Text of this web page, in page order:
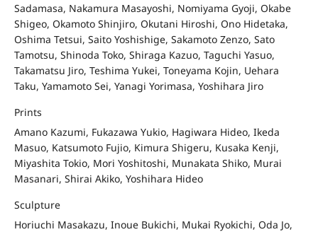
Sadamasa, Nakamura Masayoshi, Nomiyama Gyoji, Okabe
Shigeo, Okamoto Shinjiro, Okutani Hiroshi, Ono Hidetaka,
Oshima Tetsui, Saito Yoshishige, Sakamoto Zenzo, Sato
Tamotsu, Shinoda Toko, Shiraga Kazuo, Taguchi Yasuo,
Takamatsu Jiro, Teshima Yukei, Toneyama Kojin, Uehara
Taku, Yamamoto Sei, Yanagi Yorimasa, Yoshihara Jiro
Prints
Amano Kazumi, Fukazawa Yukio, Hagiwara Hideo, Ikeda
Masuo, Katsumoto Fujio, Kimura Shigeru, Kusaka Kenji,
Miyashita Tokio, Mori Yoshitoshi, Munakata Shiko, Murai
Masanari, Shirai Akiko, Yoshihara Hideo
Sculpture
Horiuchi Masakazu, Inoue Bukichi, Mukai Ryokichi, Oda Jo,